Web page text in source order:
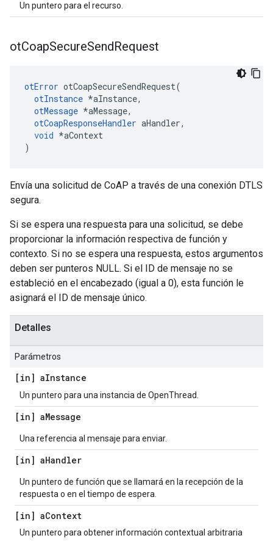
Un puntero para el recurso.
otCoapSecureSendRequest
otError otCoapSecureSendRequest(
otInstance *aInstance,
otMessage *aMessage,
otCoapResponseHandler aHandler,
void *aContext
)
Envía una solicitud de CoAP a través de una conexión DTLS
segura.
Si se espera una respuesta para una solicitud, se debe
proporcionar la información respectiva de función y
contexto. Si no se espera una respuesta, estos argumentos
deben ser punteros NULL. Si el ID de mensaje no se
estableció en el encabezado (igual a 0), esta función le
asignará el ID de mensaje único.
Detalles
Parámetros
[in] aInstance
Un puntero para una instancia de OpenThread.
[in] aMessage
Una referencia al mensaje para enviar.
[in] aHandler
Un puntero de función que se llamará en la recepción de la
respuesta o en el tiempo de espera.
[in] aContext
Un puntero para obtener información contextual arbitraria